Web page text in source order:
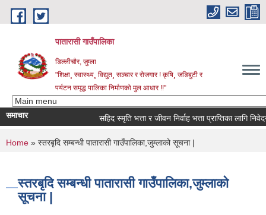
Skip to main content
पातारासी गाउँपालिका
डिल्लीचौर, जुम्ला
"शिक्षा¸ स्वास्थ्य¸ विद्युत¸ सञ्चार र रोजगार ! कृषि¸ जडिबुटी र
पर्यटन समृद्ध पालिका निर्माणको मुल आधार !!"
समाचार सहिद स्मृति भत्ता र जीवन निर्वाह भत्ता प्राप्तिका लागि
You are here
Home » स्तरबृदि सम्बन्धी पातारासी गाउँपालिका,जुम्लाको सूचना |
स्तरबृदि सम्बन्धी पातारासी गाउँपालिका,जुम्लाको
सूचना |